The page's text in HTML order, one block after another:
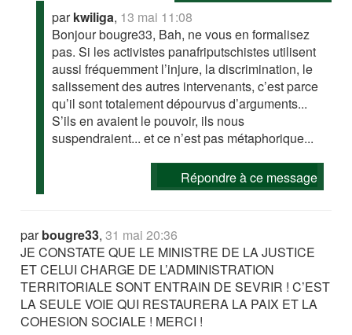
parkwiliga, 13 mai 11:08
Bonjour bougre33, Bah, ne vous en formalisez
pas. Si les activistes panafriputschistes utilisent
aussi fréquemment l’injure, la discrimination, le
salissement des autres intervenants, c’est parce
qu’il sont totalement dépourvus d’arguments...
S’ils en avaient le pouvoir, ils nous
suspendraient... et ce n’est pas métaphorique...
Répondre à ce message
parbougre33,31 mai 20:36
JE CONSTATE QUE LE MINISTRE DE LA JUSTICE
ET CELUI CHARGE DE L’ADMINISTRATION
TERRITORIALE SONT ENTRAIN DE SEVRIR ! C’EST
LA SEULE VOIE QUI RESTAURERA LA PAIX ET LA
COHESION SOCIALE ! MERCI !